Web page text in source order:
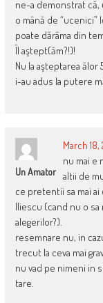
ne-a demonstrat că,
o mână de
poate dărâma din
Îl aştept(ăm?!)!
Nu la aşteptarea
i-au adus la putere
Un Amator
March 18,
nu mai e
altii de
ce pretentii sa mai ai
Iliescu (cand nu o sa
alegerilor?).
resemnare nu, in
trecut la ceva mai
nu vad pe nimeni in
tare.